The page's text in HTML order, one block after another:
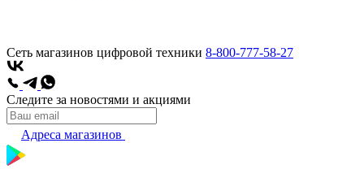
Сеть магазинов цифровой техники 8-800-777-58-27
Следите за новостями и акциями
Адреса магазинов